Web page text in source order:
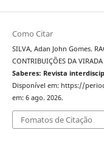
Como Citar
SILVA, Adan John Gomes.
CONTRIBUIÇÕES DA
Saberes: Revista
Disponível em: https://
em: 6 ago. 2026.
Fomatos de Citação